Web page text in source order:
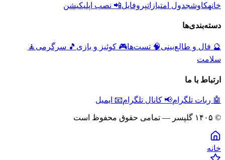
خانهکاوشجدول امتیازاتپروفایل📲 نصب اپلیکیشن
دسته‌بندی‌ها
🔮 فال و طالع‌بینی🧠 تست‌ها🎮 کوئیز و بازی 🎵 سرگرمی 🧘
سلامت
ارتباط با ما
🤖 ربات تلگرام📢 کانال تلگرام📧 ایمیل
© ۱۴۰۵ گلپسر — تمامی حقوق محفوظ است
خانه